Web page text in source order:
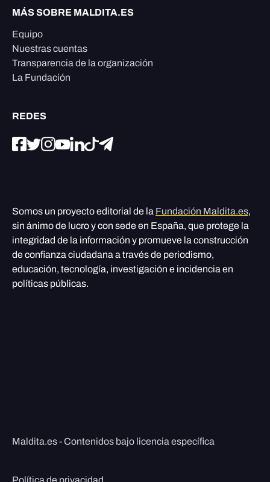
MÁS SOBRE MALDITA.ES
Equipo
Nuestras cuentas
Transparencia de la organización
La Fundación
REDES
Somos un proyecto editorial de la Fundación Maldita.es,
sin ánimo de lucro y con sede en España, que protege la
integridad de la información y promueve la construcción
de confianza ciudadana a través de periodismo,
educación, tecnología, investigación e incidencia en
políticas públicas.
Maldita.es - Contenidos bajo licencia específica
Política de privacidad